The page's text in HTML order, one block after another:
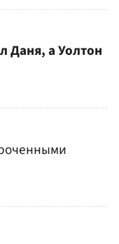
Даня, а Уолтон